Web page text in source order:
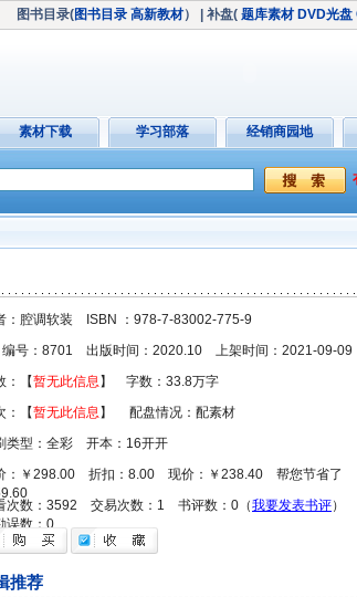
图书目录(图书目录 高新教材） | 补盘( 题库素材 DVD光盘
素材下载 学习部落 经销商园地
：腔调软装 ISBN ：978-7-83002-775-9
编号：8701 出版时间：2020.10 上架时间：2021-09-09
：【暂无此信息 】 字数：33.8万字
：【暂无此信息 】 配盘情况：配素材
类型：全彩 开本：16开开
：￥298.00 折扣：8.00 现价：￥238.40 帮您节省了
次数：3592 交易次数：1 书评数：0（我要发表书评）
误数：0
推荐